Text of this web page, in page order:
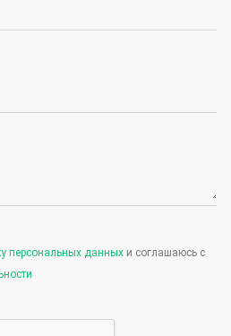
персональных данных и соглашаюсь с